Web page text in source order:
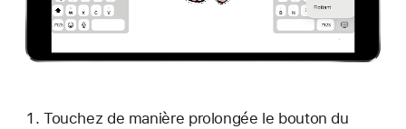
Touchez de manière prolongée le bouton du